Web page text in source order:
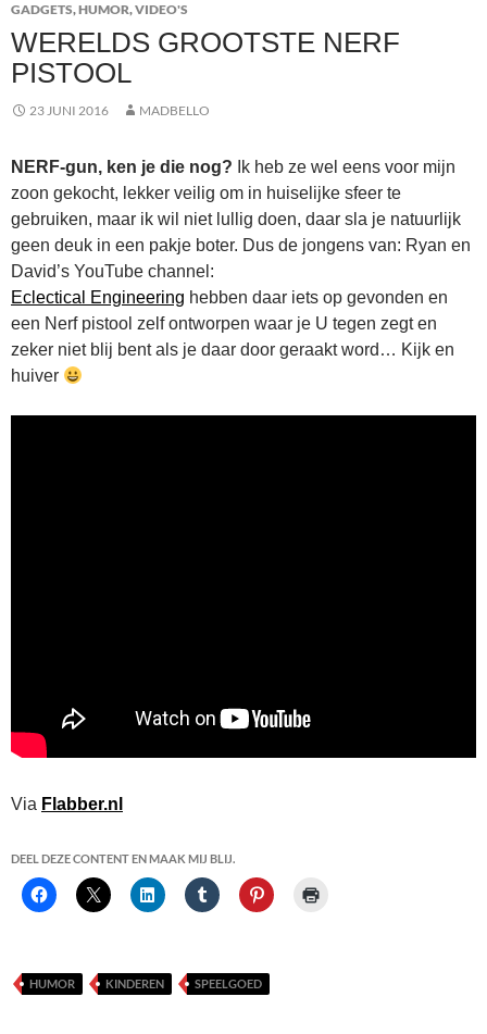
GADGETS,HUMOR,VIDEO'S
WERELDS GROOTSTE NERF
PISTOOL
23 JUNI 2016 MADBELLO
NERF-gun, ken je die nog? Ik heb ze wel eens voor mijn
zoon gekocht, lekker veilig om in huiselijke sfeer te
gebruiken, maar ik wil niet lullig doen, daar sla je natuurlijk
geen deuk in een pakje boter. Dus de jongens van: Ryan en
David’s YouTube channel:
Eclectical Engineering hebben daar iets op gevonden en
een Nerf pistool zelf ontworpen waar je U tegen zegt en
zeker niet blij bent als je daar door geraakt word… Kijk en
huiver
Via Flabber.nl
DEEL DEZE CONTENT EN MAAK MIJ BLIJ.
HUMOR KINDEREN SPEELGOED